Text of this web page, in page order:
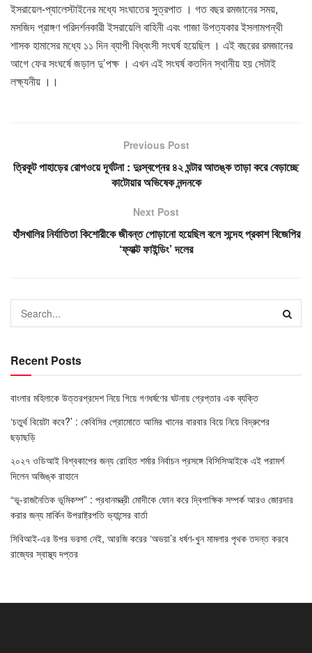
ইসরায়েল-প্যালেস্টাইনের মধ্যে সংঘাতের সুত্রপাত । গত বছর রমজানের সময়,
মসজিদ প্রাঙ্গণ পরিদর্শনকারী ইসরায়েলি বাহিনী এবং গাজা উপত্যকার ইসলামপন্থী
শাসক হামাসের মধ্যে ১১ দিন ব্যাপী বিধ্বংসী সংঘর্ষ হয়েছিল । এই বছরের রমজানের
আগে ফের সংঘর্ষে জড়াল দু’পক্ষ । এখন এই সংঘর্ষ কতদিন স্থানীয় হয় সেটাই
লক্ষ্যনীয় ।।
Previous Post
ত্রিকূট পাহাড়ের রোপওয়ে দূর্ঘটনা : দুঃস্বপ্নের ৪২ ঘন্টার আতঙ্ক তাড়া করে বেড়াচ্ছে
কাটোয়ার অভিষেক নন্দনকে
Next Post
হাঁসখালির নির্যাতিতা কিশোরীকে জীবন্ত পোড়ানো হয়েছিল বলে সন্দেহ প্রকাশ বিজেপির
‘ফ্যাক্ট ফাইন্ডিং’ দলের
Recent Posts
বাংলার মহিলাকে উত্তরপ্রদেশ নিয়ে গিয়ে গণধর্ষণের ঘটনায় গ্রেপ্তার এক ব্যক্তি
‘চতুর্থ বিয়েটা কবে?’ : কেবিসির প্রোমোতে আমির খানের বারবার বিয়ে নিয়ে বিদ্রুপের
ছড়াছড়ি
২০২৭ ওডিআই বিশ্বকাপের জন্য রোহিত শর্মার নির্বাচন প্রসঙ্গে বিসিসিআইকে এই পরামর্শ
দিলেন অজিঙ্ক রাহানে
“ভূ-রাজনৈতিক ভূমিকম্প” : প্রধানমন্ত্রী মোদীকে ফোন করে দ্বিপাক্ষিক সম্পর্ক আরও জোরদার
করার জন্য মার্কিন উপরাষ্ট্রপতি ভ্যান্সের বার্তা
সিবিআই-এর উপর ভরসা নেই, আরজি করের ‘অভয়া’র ধর্ষণ-খুন মামলার পৃথক তদন্ত করবে
রাজ্যের স্বাস্থ্য দপ্তর